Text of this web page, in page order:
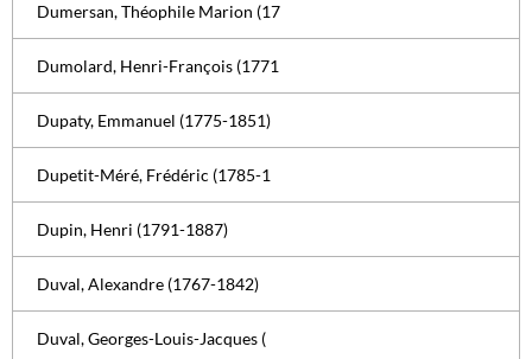
Dumersan, Théophile Marion (17
Dumolard, Henri-François (1771
Dupaty, Emmanuel (1775-1851)
Dupetit-Méré, Frédéric (1785-1
Dupin, Henri (1791-1887)
Duval, Alexandre (1767-1842)
Duval, Georges-Louis-Jacques (